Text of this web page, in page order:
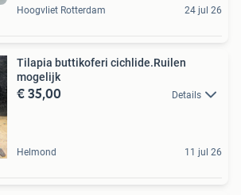
Hoogvliet Rotterdam 24 jul 26
Tilapia buttikoferi cichlide.Ruilen
mogelijk
€ 35,00 Details
Helmond 11 jul 26